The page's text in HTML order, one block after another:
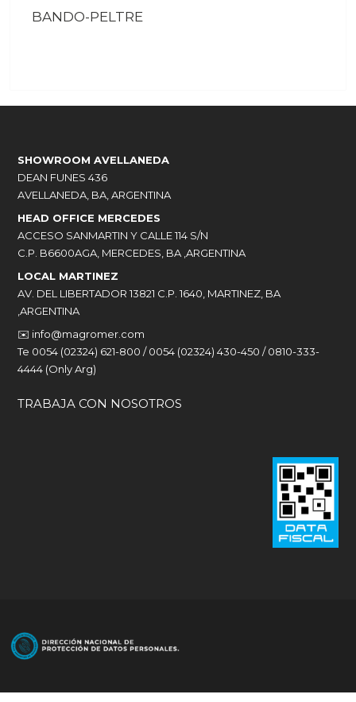
BANDO-PELTRE
SHOWROOM AVELLANEDA
DEAN FUNES 436
AVELLANEDA, BA, ARGENTINA
HEAD OFFICE MERCEDES
ACCESO SANMARTIN Y CALLE 114 S/N
C.P. B6600AGA, MERCEDES, BA ,ARGENTINA
LOCAL MARTINEZ
AV. DEL LIBERTADOR 13821 C.P. 1640, MARTINEZ, BA
,ARGENTINA
✉️ info@magromer.com
Te 0054 (02324) 621-800 / 0054 (02324) 430-450 / 0810-333-
4444 (Only Arg)
TRABAJA CON NOSOTROS